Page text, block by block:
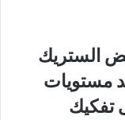
الستريك
مستويات
تفكيك